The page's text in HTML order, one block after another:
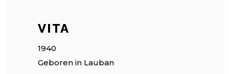
VITA
1940
Geboren in Lauban